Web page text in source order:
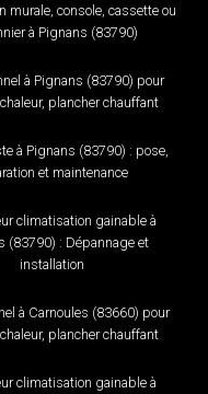
murale, console, cassette ou
à Pignans (83790)
à Pignans (83790) pour
plancher chauffant
à Pignans (83790) : pose,
et maintenance
climatisation gainable à
(83790) : Dépannage et
installation
à Carnoules (83660) pour
plancher chauffant
climatisation gainable à